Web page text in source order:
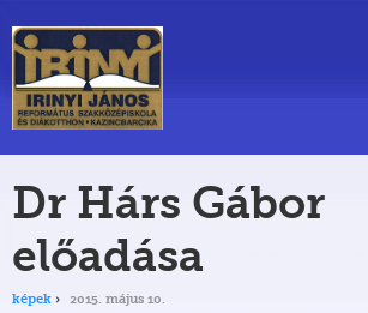
Dr Hárs Gábor
előadása
képek 2015. május 10.